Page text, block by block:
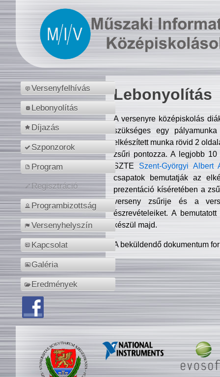
Versenyfelhívás
Lebonyolítás
Díjazás
Szponzorok
Program
Regisztráció
Programbizottság
Versenyhelyszín
Kapcsolat
Galéria
Eredmények
Lebonyolítás
A versenyre középiskolás
szükséges egy
elkészített munka rövid 2
zsűri pontozza. A legjobb
SZTE Szent-Györgyi Albert
csapatok bemutatják az
prezentáció kíséretében a
verseny zsűrije és a
észrevételeiket. A
készül majd.
A beküldendő dokumentum